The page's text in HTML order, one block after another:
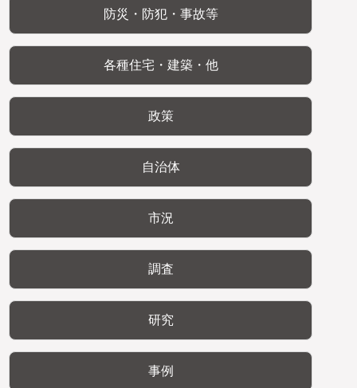
防災・防犯・事故等
各種住宅・建築・他
政策
自治体
市況
調査
研究
事例